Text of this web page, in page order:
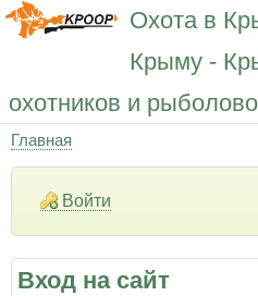
Перейти
Охота в
Крыму -
охотников и
Строка
навигации
Главная
Войти
Вход на сайт